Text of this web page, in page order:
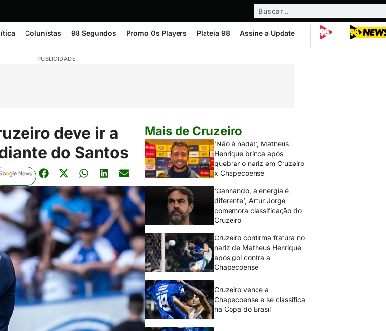
Colunistas 98 Segundos Promo Os Players Plateia 98 Assine a Update
PUBLICIDADE
deve ir a
do Santos
Mais de Cruzeiro
‘Não é nada!’, Matheus
Henrique brinca após
quebrar o nariz em Cruzeiro
x Chapecoense
‘Ganhando, a energia é
diferente’, Artur Jorge
comemora classificação do
Cruzeiro
Cruzeiro confirma fratura no
nariz de Matheus Henrique
após gol contra a
Chapecoense
Cruzeiro vence a
Chapecoense e se classifica
na Copa do Brasil